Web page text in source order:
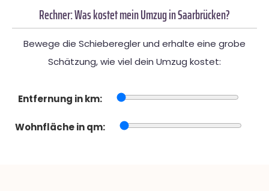
Rechner: Was kostet mein Umzug in Saarbrücken?
Bewege die Schieberegler und erhalte eine grobe
Schätzung, wie viel dein Umzug kostet:
Entfernung in km:
Wohnfläche in qm: